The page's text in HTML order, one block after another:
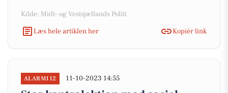
Kilde: Midt- og Vestsjællands Politi
Læs hele artiklen her
Kopiér link
ALARM112 11-10-2023 14:55